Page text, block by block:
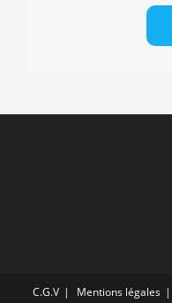
C.G.V Mentions légales